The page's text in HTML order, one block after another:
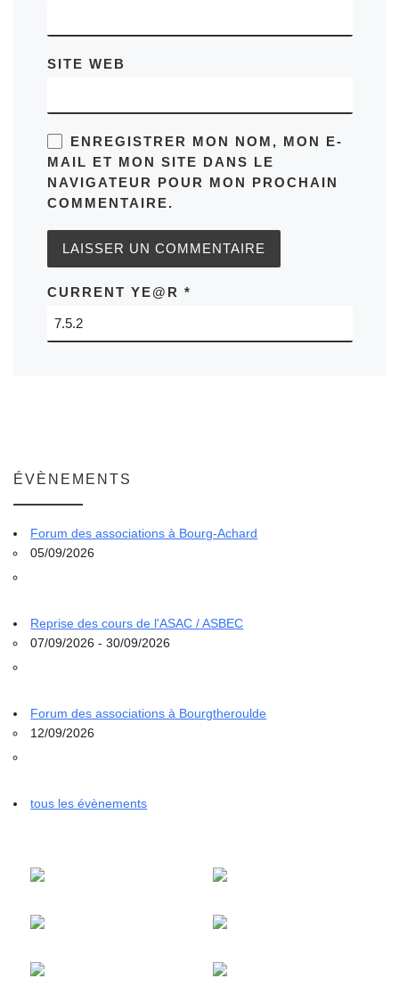
SITE WEB
ENREGISTRER MON NOM, MON E-
MAIL ET MON SITE DANS LE
NAVIGATEUR POUR MON PROCHAIN
COMMENTAIRE.
CURRENT YE@R *
ÉVÈNEMENTS
Forum des associations à Bourg-Achard
05/09/2026
Reprise des cours de l'ASAC / ASBEC
07/09/2026 - 30/09/2026
Forum des associations à Bourgtheroulde
12/09/2026
tous les évènements